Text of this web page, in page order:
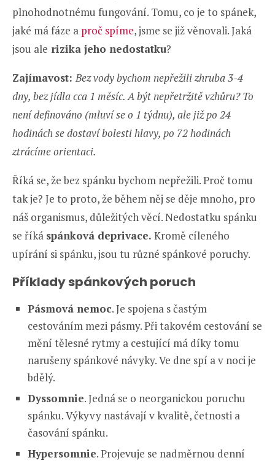
plnohodnotnému fungování. Tomu, co je to spánek,
jaké má fáze a proč spíme, jsme se již věnovali. Jaká
jsou ale rizika jeho nedostatku?
Zajímavost:Bez vody bychom nepřežili zhruba 3-4
dny, bez jídla cca 1 měsíc. A být nepřetržitě vzhůru? To
není definováno (mluví se o 1 týdnu), ale již po 24
hodinách se dostaví bolesti hlavy, po 72 hodinách
ztrácíme orientaci.
Říká se, že bez spánku bychom nepřežili. Proč tomu
tak je? Je to proto, že během něj se děje mnoho, pro
náš organismus, důležitých věcí. Nedostatku spánku
se říká spánková deprivace. Kromě cíleného
upírání si spánku, jsou tu různé spánkové poruchy.
Příklady spánkových poruch
Pásmová nemoc. Je spojena s častým
cestováním mezi pásmy. Při takovém cestování se
mění tělesné rytmy a cestující má díky tomu
narušeny spánkové návyky. Ve dne spí a v noci je
bdělý.
Dyssomnie. Jedná se o neorganickou poruchu
spánku. Výkyvy nastávají v kvalitě, četnosti a
časování spánku.
Hypersomnie. Projevuje se nadměrnou denní